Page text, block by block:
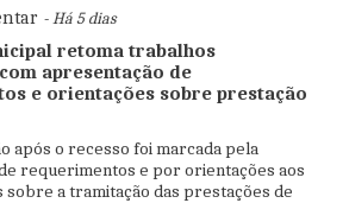
- Há 5 dias
retoma trabalhos
apresentação de
e orientações sobre prestação
após o recesso foi marcada pela
requerimentos e por orientações aos
a tramitação das prestações de